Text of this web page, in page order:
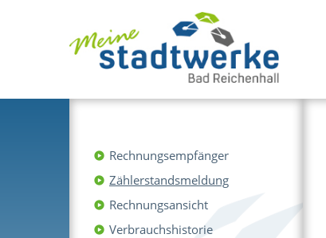
Rechnungsempfänger
Zählerstandsmeldung
Rechnungsansicht
Verbrauchshistorie